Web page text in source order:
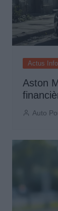
Actus Info
Aston
Auto